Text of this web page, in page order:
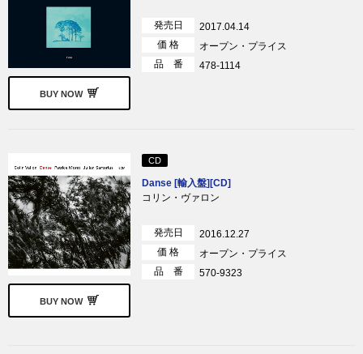
BUY NOW
発売日
2017.04.14
価 格
オープン・プライス
品 番
478-1114
BUY NOW
CD
Danse [輸入盤][CD]
コリン・ヴァロン
発売日
2016.12.27
価 格
オープン・プライス
品 番
570-9323